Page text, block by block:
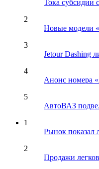
Тока субсидии
2
Новые модели
3
Jetour Dashing
4
Анонс номера
5
АвтоВАЗ
1
Рынок показал
2
Продажи